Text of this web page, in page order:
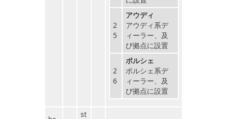
2
5
アウディ
アウディ系デ
ィーラー、及
び拠点に設置
2
6
ポルシェ
ポルシェ系デ
ィーラー、及
び拠点に設置
st